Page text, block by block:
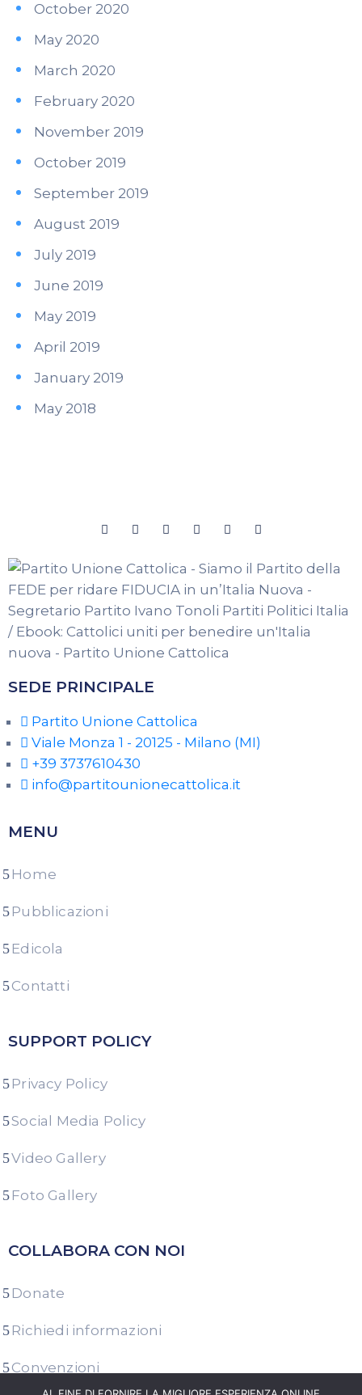
October 2020
May 2020
March 2020
February 2020
November 2019
October 2019
September 2019
August 2019
July 2019
June 2019
May 2019
April 2019
January 2019
May 2018
SEDE PRINCIPALE
Partito Unione Cattolica
Viale Monza 1 - 20125 - Milano (MI)
+39 3737610430
info@partitounionecattolica.it
MENU
Home
Pubblicazioni
Edicola
Contatti
SUPPORT POLICY
Privacy Policy
Social Media Policy
Video Gallery
Foto Gallery
COLLABORA CON NOI
Donate
Richiedi informazioni
Convenzioni